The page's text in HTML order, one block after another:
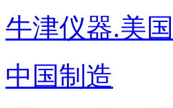
牛津仪器.美国
中国制造